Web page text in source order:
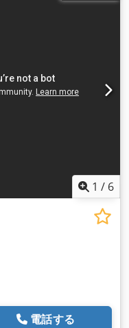
1 / 6
電話する